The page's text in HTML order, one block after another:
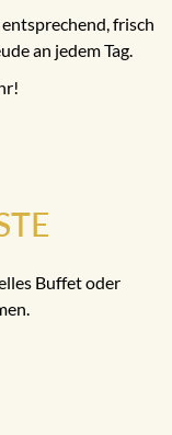
frisch
an jedem Tag.
Buffet oder